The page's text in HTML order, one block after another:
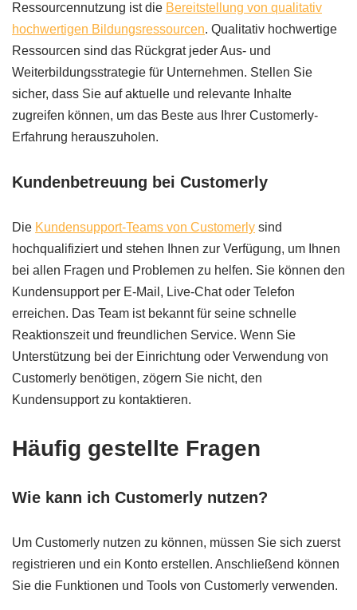
Ressourcennutzung ist die Bereitstellung von qualitativ
hochwertigen Bildungsressourcen. Qualitativ hochwertige
Ressourcen sind das Rückgrat jeder Aus- und
Weiterbildungsstrategie für Unternehmen. Stellen Sie
sicher, dass Sie auf aktuelle und relevante Inhalte
zugreifen können, um das Beste aus Ihrer Customerly-
Erfahrung herauszuholen.
Kundenbetreuung bei Customerly
Die Kundensupport-Teams von Customerly sind
hochqualifiziert und stehen Ihnen zur Verfügung, um Ihnen
bei allen Fragen und Problemen zu helfen. Sie können den
Kundensupport per E-Mail, Live-Chat oder Telefon
erreichen. Das Team ist bekannt für seine schnelle
Reaktionszeit und freundlichen Service. Wenn Sie
Unterstützung bei der Einrichtung oder Verwendung von
Customerly benötigen, zögern Sie nicht, den
Kundensupport zu kontaktieren.
Häufig gestellte Fragen
Wie kann ich Customerly nutzen?
Um Customerly nutzen zu können, müssen Sie sich zuerst
registrieren und ein Konto erstellen. Anschließend können
Sie die Funktionen und Tools von Customerly verwenden.